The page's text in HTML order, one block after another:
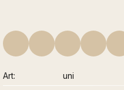
Art
uni